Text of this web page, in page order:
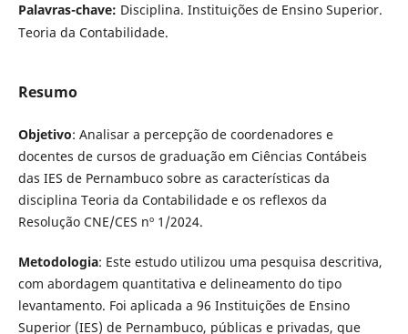
Palavras-chave: Disciplina. Instituições de Ensino Superior.
Teoria da Contabilidade.
Resumo
Objetivo: Analisar a percepção de coordenadores e
docentes de cursos de graduação em Ciências Contábeis
das IES de Pernambuco sobre as características da
disciplina Teoria da Contabilidade e os reflexos da
Resolução CNE/CES nº 1/2024.
Metodologia: Este estudo utilizou uma pesquisa descritiva,
com abordagem quantitativa e delineamento do tipo
levantamento. Foi aplicada a 96 Instituições de Ensino
Superior (IES) de Pernambuco, públicas e privadas, que